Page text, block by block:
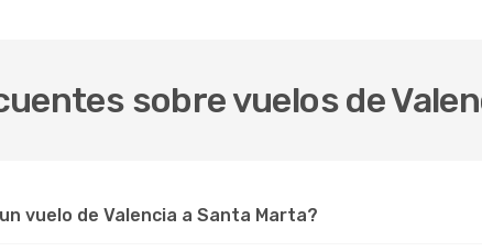
sobre vuelos de
vuelo de Valencia a Santa Marta?